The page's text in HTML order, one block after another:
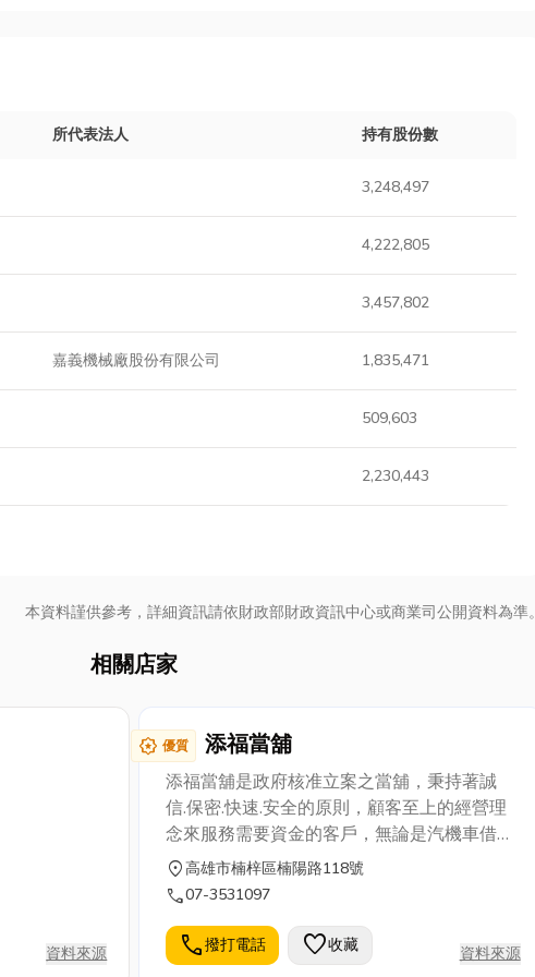
所代表法人 持有股份數
3,248,497
4,222,805
3,457,802
嘉義機械廠股份有限公司 1,835,471
509,603
2,230,443
本資料謹供參考，詳細資訊請依財政部財政資訊中心或商業司公開資料為準。
相關店家
資料來源
award_star 優質 添福當舖
添福當舖是政府核准立案之當舖，秉持著誠
信.保密.快速.安全的原則，顧客至上的經營理
念來服務需要資金的客戶，無論是汽機車借款
(免留車),房屋土地二三胎接款添福當舖誠摯歡
迎來店(電)洽詢
location_on高雄市楠梓區楠陽路118號
call07-3531097
call撥打電話 favorite收藏 資料來源